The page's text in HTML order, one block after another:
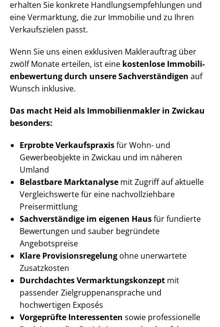
erhalten Sie konkrete Hand­lungs­emp­feh­lun­gen und
eine Vermarktung, die zur Immobilie und zu Ihren
Verkaufszielen passt.
Wenn Sie uns einen exklusiven Maklerauftrag über
zwölf Monate erteilen, ist eine kostenlose Im­mo­bi­li­
en­be­wer­tung durch unsere Sach­ver­stän­di­gen auf
Wunsch inklusive.
Das macht Heid als Im­mo­bi­li­en­mak­ler in Zwickau
besonders:
Erprobte Verkaufspraxisfür Wohn- und
Gewerbeobjekte in Zwickau und im näheren
Umland
Belastbare Marktanalyse mit Zugriff auf aktuelle
Vergleichswerte für eine nach­voll­zieh­ba­re
Preisermittlung
Sachverständige im eigenen Hausfür fundierte
Bewertungen und sauber begründete
Angebotspreise
Klare Pro­vi­si­ons­re­ge­lung ohne unerwartete
Zusatzkosten
Durchdachtes Ver­mark­tungs­kon­zept mit
passender Ziel­grup­pen­an­spra­che und
hochwertigen Exposés
Vorgeprüfte Interessenten sowie professionelle